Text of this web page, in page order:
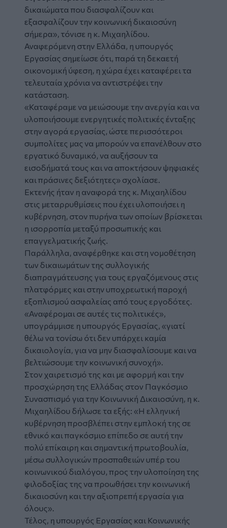
δικαιώματα που διασφαλίζουν και
εξασφαλίζουν την κοινωνική δικαιοσύνη
σήμερα», τόνισε η κ. Μιχαηλίδου.
Αναφερόμενη στην Ελλάδα, η υπουργός
Εργασίας σημείωσε ότι, παρά τη δεκαετή
οικονομική ύφεση, η χώρα έχει καταφέρει τα
τελευταία χρόνια να αντιστρέψει την
κατάσταση.
«Καταφέραμε να μειώσουμε την ανεργία και να
υλοποιήσουμε ενεργητικές πολιτικές ένταξης
στην αγορά εργασίας, ώστε περισσότεροι
συμπολίτες μας να μπορούν να επανέλθουν στο
εργατικό δυναμικό, να αυξήσουν τα
εισοδήματά τους και να αποκτήσουν ψηφιακές
και πράσινες δεξιότητες» σχολίασε.
Εκτενής ήταν η αναφορά της κ. Μιχαηλίδου
στις μεταρρυθμίσεις που έχει υλοποιήσει η
κυβέρνηση, στον πυρήνα των οποίων βρίσκεται
η ισορροπία μεταξύ προσωπικής και
επαγγελματικής ζωής.
Παράλληλα, αναφέρθηκε και στη νομοθέτηση
των δικαιωμάτων της συλλογικής
διαπραγμάτευσης για τους εργαζόμενους στις
πλατφόρμες και στην υποχρεωτική παροχή
εξοπλισμού ασφαλείας από τους εργοδότες.
«Αναφέρομαι σε αυτές τις πολιτικές»,
υπογράμμισε η υπουργός Εργασίας, «γιατί
θέλω να τονίσω ότι δεν υπάρχει καμία
δικαιολογία, για να μην διασφαλίσουμε και να
βελτιώσουμε την κοινωνική συνοχή».
Στον χαιρετισμό της και με αφορμή και την
προσχώρηση της Ελλάδας στον Παγκόσμιο
Συνασπισμό για την Κοινωνική Δικαιοσύνη, η κ.
Μιχαηλίδου δήλωσε τα εξής: «Η ελληνική
κυβέρνηση προσβλέπει στην εμπλοκή της σε
εθνικό και παγκόσμιο επίπεδο σε αυτή την
πολύ επίκαιρη και σημαντική πρωτοβουλία,
μέσω συλλογικών προσπαθειών υπέρ του
κοινωνικού διαλόγου, προς την υλοποίηση της
φιλοδοξίας της να προωθήσει την κοινωνική
δικαιοσύνη και την αξιοπρεπή εργασία για
όλους».
Τέλος, η υπουργός Εργασίας και Κοινωνικής